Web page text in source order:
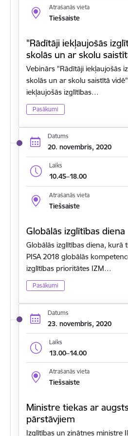
Atrašanās vieta
Tiešsaiste
"Rādītāji iekļaujošās
skolās un ar skolu
Vebinārs "Rādītāji iekļaujošās
skolās un ar skolu saistītā
iekļaujošās izglītības…
Pasākumi
Datums
20. novembris, 2020
Laiks
10.45–18.00
Atrašanās vieta
Tiešsaiste
Globālās izglītības diena
Globālās izglītības diena, kurā
PISA 2018 globālās
izglītības prioritātes IZM…
Pasākumi
Datums
23. novembris, 2020
Laiks
13.00–14.00
Atrašanās vieta
Tiešsaiste
Ministre tiekas ar
pārstāvjiem
Izglītības un zinātnes ministre